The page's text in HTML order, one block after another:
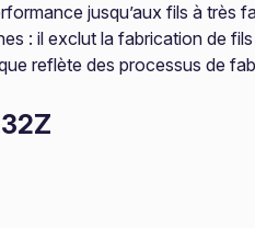
jusqu’aux fils à
: il exclut la fabrication de
reflète des processus de